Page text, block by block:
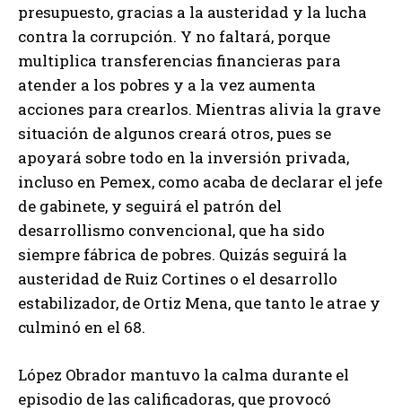
presupuesto, gracias a la austeridad y la lucha
contra la corrupción. Y no faltará, porque
multiplica transferencias financieras para
atender a los pobres y a la vez aumenta
acciones para crearlos. Mientras alivia la grave
situación de algunos creará otros, pues se
apoyará sobre todo en la inversión privada,
incluso en Pemex, como acaba de declarar el jefe
de gabinete, y seguirá el patrón del
desarrollismo convencional, que ha sido
siempre fábrica de pobres. Quizás seguirá la
austeridad de Ruiz Cortines o el desarrollo
estabilizador, de Ortiz Mena, que tanto le atrae y
culminó en el 68.
López Obrador mantuvo la calma durante el
episodio de las calificadoras, que provocó